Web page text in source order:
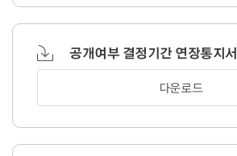
공개여부 결정기간 연장통지서
다운로드